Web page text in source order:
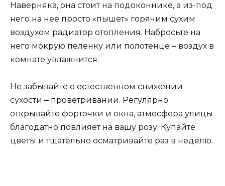
Наверняка, она стоит на подоконнике, а из-под
него на нее просто «пышет» горячим сухим
воздухом радиатор отопления. Набросьте на
него мокрую пеленку или полотенце ‒ воздух в
комнате увлажнится.
Не забывайте о естественном снижении
сухости ‒ проветривании. Регулярно
открывайте форточки и окна, атмосфера улицы
благодатно повлияет на вашу розу. Купайте
цветы и тщательно осматривайте раз в неделю.